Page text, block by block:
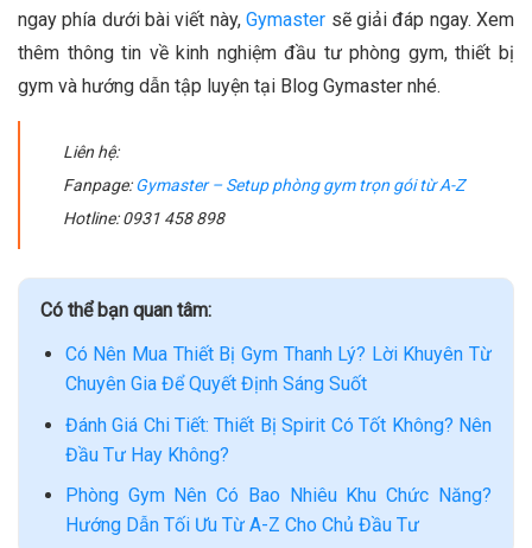
ngay phía dưới bài viết này,Gymaster sẽ giải đáp ngay. Xem
thêm thông tin về kinh nghiệm đầu tư phòng gym, thiết bị
gym và hướng dẫn tập luyện tại Blog Gymaster nhé.
Liên hệ:
Fanpage:Gymaster – Setup phòng gym trọn gói từ A-Z
Hotline: 0931 458 898
Có thể bạn quan tâm:
Có Nên Mua Thiết Bị Gym Thanh Lý? Lời Khuyên Từ
Chuyên Gia Để Quyết Định Sáng Suốt
Đánh Giá Chi Tiết: Thiết Bị Spirit Có Tốt Không? Nên
Đầu Tư Hay Không?
Phòng Gym Nên Có Bao Nhiêu Khu Chức Năng?
Hướng Dẫn Tối Ưu Từ A-Z Cho Chủ Đầu Tư